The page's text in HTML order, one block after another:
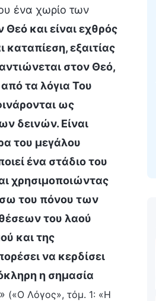
ένα χωρίο των
και είναι εχθρός
εξαιτίας
στον Θεό,
τα λόγια Του
ως
δεινών. Είναι
του μεγάλου
ένα στάδιο του
χρησιμοποιώντας
του πόνου των
του λαού
και της
να κερδίσει
η σημασία
» («Ο Λόγος», τόμ. 1: «Η